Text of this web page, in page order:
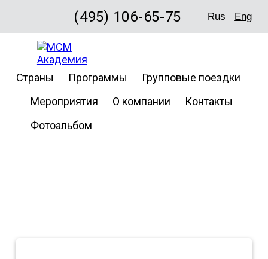
(495) 106-65-75 Rus Eng
Страны Программы
Групповые поездки
Мероприятия
О компании
Контакты
Фотоальбом